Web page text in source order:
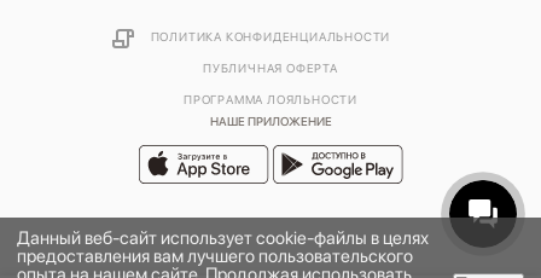
НАШЕ ПРИЛОЖЕНИЕ
ПОЛИТИКА КОНФИДЕНЦИАЛЬНОСТИ
ПУБЛИЧНАЯ ОФЕРТА
ПРОГРАММА ЛОЯЛЬНОСТИ
Данный веб-сайт использует cookie-файлы в целях
предоставления вам лучшего пользовательского